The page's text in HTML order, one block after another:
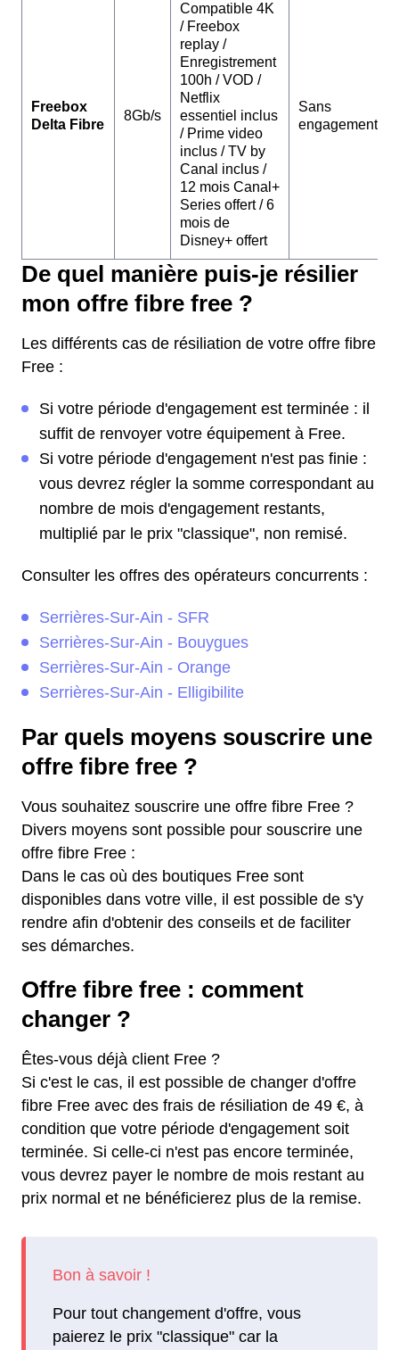
Freebox
Delta Fibre
8Gb/s
Compatible 4K
/ Freebox
replay /
Enregistrement
100h / VOD /
Netflix
essentiel inclus
/ Prime video
inclus / TV by
Canal inclus /
12 mois Canal+
Series offert / 6
mois de
Disney+ offert
Sans
engagement
De quel manière puis-je résilier
mon offre fibre free ?
Les différents cas de résiliation de votre offre fibre
Free :
Si votre période d'engagement est terminée : il
suffit de renvoyer votre équipement à Free.
Si votre période d'engagement n'est pas finie :
vous devrez régler la somme correspondant au
nombre de mois d'engagement restants,
multiplié par le prix "classique", non remisé.
Consulter les offres des opérateurs concurrents :
Serrières-Sur-Ain - SFR
Serrières-Sur-Ain - Bouygues
Serrières-Sur-Ain - Orange
Serrières-Sur-Ain - Elligibilite
Par quels moyens souscrire une
offre fibre free ?
Vous souhaitez souscrire une offre fibre Free ?
Divers moyens sont possible pour souscrire une
offre fibre Free :
Dans le cas où des boutiques Free sont
disponibles dans votre ville, il est possible de s'y
rendre afin d'obtenir des conseils et de faciliter
ses démarches.
Offre fibre free : comment
changer ?
Êtes-vous déjà client Free ?
Si c'est le cas, il est possible de changer d'offre
fibre Free avec des frais de résiliation de 49 €, à
condition que votre période d'engagement soit
terminée. Si celle-ci n'est pas encore terminée,
vous devrez payer le nombre de mois restant au
prix normal et ne bénéficierez plus de la remise.
Pour tout changement d'offre, vous
paierez le prix "classique" car la